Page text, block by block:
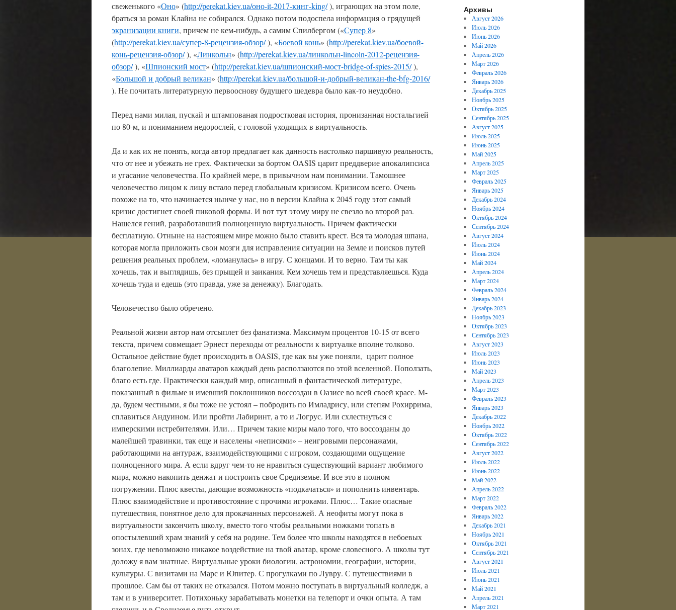
свеженького «Оно» (http://perekat.kiev.ua/оно-it-2017-кинг-king/), играющих на этом поле,
браться за роман Клайна не собирался. Однако потом подоспела информация о грядущей
экранизации книги, причем не кем-нибудь, а самим Спилбергом («Супер 8»
(http://perekat.kiev.ua/супер-8-рецензия-обзор/), «Боевой конь» (http://perekat.kiev.ua/боевой-
конь-рецензия-обзор/), «Линкольн» (http://perekat.kiev.ua/линкольн-lincoln-2012-рецензия-
обзор/), «Шпионский мост» (http://perekat.kiev.ua/шпионский-мост-bridge-of-spies-2015/),
«Большой и добрый великан» (http://perekat.kiev.ua/большой-и-добрый-великан-the-bfg-2016/
). Не почитать литературную первооснову будущего шедевра было как-то неудобно.
Перед нами милая, пускай и штампованая подростковая история, пронизанная ностальгией
по 80-м, и пониманием недорослей, с головой уходящих в виртуальность.
Да и как их не понять, когда автор предлагает как данность настолько паршивую реальность,
что от нее и убежать не грех. Фактически за бортом OASIS царит преддверие апокалипсиса
и угасание человечества. По крайней мере, в привычном нам понимании. Тамошнее
человечество лицом к лицу встало перед глобальным кризисом. Кризисом всего. Очень
похоже на то, что начинается нынче у нас, но в версии Клайна к 2045 году этот самый
кризис достигнет своей пиковой формы. И вот тут этому миру не свезло во второй раз.
Нашелся гений, разработавший полноценную виртуальность. Причем фактически
бесплатную. Отныне на настоящем мире можно было ставить крест. Вся та молодая шпана,
которая могла приложить свои мозги для исправления ситуации на Земле и поисков путей
решения реальных проблем, «ломанулась» в игру. С концами. И то верно. Там ты как
хочешь, так и выглядишь, без прыщей и заикания. Кем хочешь тем и представляешься. Куда
хочешь туда и едешь (это правда, уже за денежку). Благодать.
Человечество было обречено.
Реальной жизни автор нам отсыплет без фанатизма. Максимум процентов 10-15 от всего
текста, причем совмещает Эрнест переходы от реальности к виртуалке вполне толково.
Остальное действие будет происходить в OASIS, где как вы уже поняли, царит полное
благолепие. Миллиарды аватаров каждый день расползаются по этой вселенной. Поползать,
благо есть где. Практически каждый мир, описанный в фантастической литературе,
показанный в фильме и имевший поклонников воссоздан в Оазисе во всей своей красе. М-
да, будем честными, я бы тоже не устоял – побродить по Имладрису, или степям Рохиррима,
сплавиться Андуином. Или пройти Лабиринт, а то и Логрус. Или схлестнуться с
имперскими истребителями. Или… Причем такие миры мало того, что воссозданы до
малейшей травинки, так еще и населены «неписями» – неигровыми персонажами,
работающими на антураж, взаимодействующими с игроком, создающими ощущение
полноценного мира. А если вдруг чем-то не нравиться существующий вариант любимого
мира, можно накопить денжат и построить свое Средиземье. И все это в полном
погружении. Плюс квесты, дающие возможность «подкачаться» и пополнить инвентарь.
Плюс взаимодействие и противостояние с прочими игроками. Плюс… Такие опасные
путешествия, понятное дело для прокачанных персонажей. А неофиты могут пока в
виртуальности закончить школу, вместо того чтобы реальными ножками топать в
опостылевший храм знаний у себя на родине. Тем более что школы находятся в небоевых
зонах, где невозможно никакое воздействие на твой аватар, кроме словесного. А школы тут
доложу я вам знатные. Виртуальные уроки биологии, астрономии, географии, истории,
культуры. С визитами на Марс и Юпитер. С прогулками по Лувру. С путешествиями в
прошлое. Сам бы от таких не отказался. Потом можно поступать в виртуальный колледж, а
там и в университет. Потихоньку зарабатывать монетки на телепорт и очки опыта. А там
Архивы
Август 2026
Июль 2026
Июнь 2026
Май 2026
Апрель 2026
Март 2026
Февраль 2026
Январь 2026
Декабрь 2025
Ноябрь 2025
Октябрь 2025
Сентябрь 2025
Август 2025
Июль 2025
Июнь 2025
Май 2025
Апрель 2025
Март 2025
Февраль 2025
Январь 2025
Декабрь 2024
Ноябрь 2024
Октябрь 2024
Сентябрь 2024
Август 2024
Июль 2024
Июнь 2024
Май 2024
Апрель 2024
Март 2024
Февраль 2024
Январь 2024
Декабрь 2023
Ноябрь 2023
Октябрь 2023
Сентябрь 2023
Август 2023
Июль 2023
Июнь 2023
Май 2023
Апрель 2023
Март 2023
Февраль 2023
Январь 2023
Декабрь 2022
Ноябрь 2022
Октябрь 2022
Сентябрь 2022
Август 2022
Июль 2022
Июнь 2022
Май 2022
Апрель 2022
Март 2022
Февраль 2022
Январь 2022
Декабрь 2021
Ноябрь 2021
Октябрь 2021
Сентябрь 2021
Август 2021
Июль 2021
Июнь 2021
Май 2021
Апрель 2021
Март 2021